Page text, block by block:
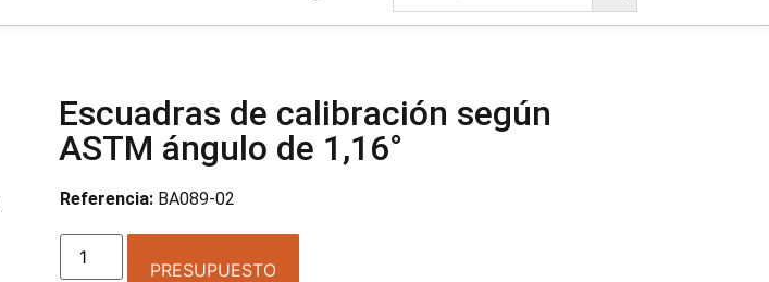
Escuadras de calibración según
ASTM ángulo de 1,16°
Referencia: BA089-02
PRESUPUESTO